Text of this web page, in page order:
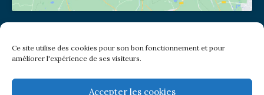
Ce site utilise des cookies pour son bon fonctionnement et pour
améliorer l'expérience de ses visiteurs.
Accepter les cookies
(pas de courrier à cette adresse)
Metro: Jules Joffrin ou Simplon
Bus : Mairie du XVIII